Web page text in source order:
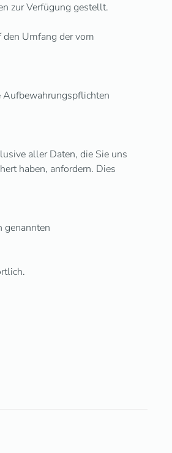
zur Verfügung gestellt.
Umfang der vom
Aufbewahrungspflichten
aller Daten, die Sie uns
haben, anfordern. Dies
genannten